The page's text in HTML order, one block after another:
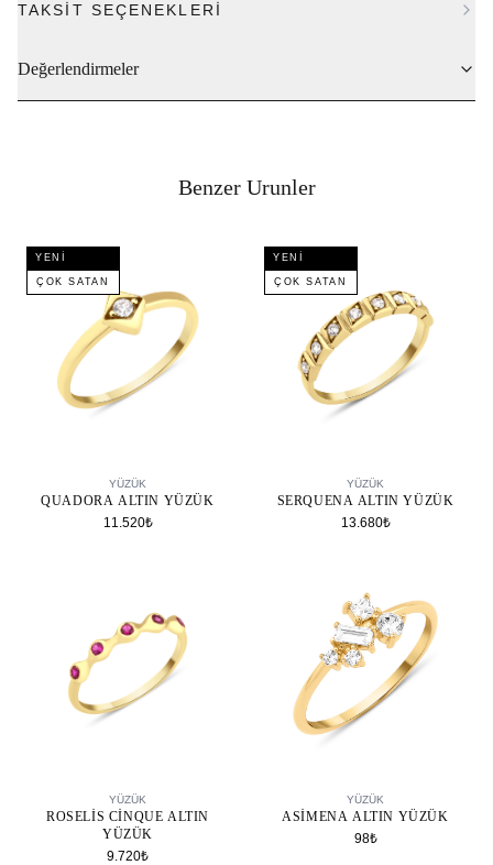
TAKSIT SEÇENEKLERI
Değerlendirmeler
Benzer Urunler
YENI
ÇOK SATAN
YÜZÜK
QUADORA ALTIN YÜZÜK
11.520₺
YENI
ÇOK SATAN
YÜZÜK
SERQUENA ALTIN YÜZÜK
13.680₺
YÜZÜK
ROSELIS CINQUE ALTIN
YÜZÜK
9.720₺
YÜZÜK
ASIMENA ALTIN YÜZÜK
98₺